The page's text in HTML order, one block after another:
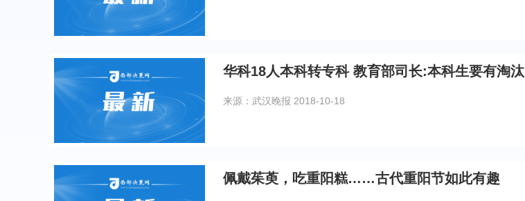
华科18人本科转专科 教育部司长:本科生要有淘汰
来源：武汉晚报 2018-10-18
佩戴茱萸，吃重阳糕……古代重阳节如此有趣